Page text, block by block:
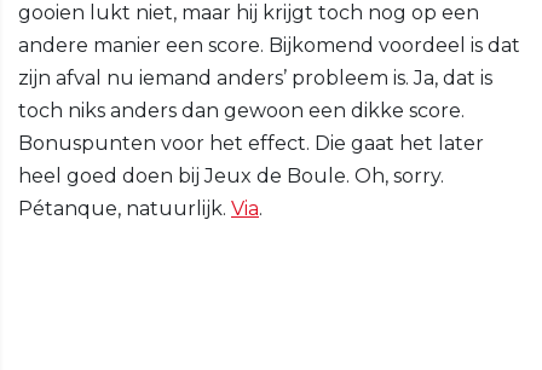
gooien lukt niet, maar hij krijgt toch nog op een
andere manier een score. Bijkomend voordeel is dat
zijn afval nu iemand anders’ probleem is. Ja, dat is
toch niks anders dan gewoon een dikke score.
Bonuspunten voor het effect. Die gaat het later
heel goed doen bij Jeux de Boule. Oh, sorry.
Pétanque, natuurlijk. Via.